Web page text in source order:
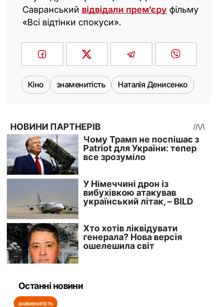
Савранський відвідали премʼєру фільму
«Всі відтінки спокуси».
Кіно знаменитість Наталія Денисенко
Останні новини
знаменитість